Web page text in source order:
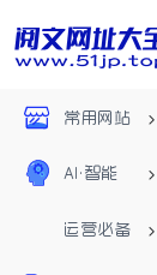
常用网站
AI•智能
运营必备